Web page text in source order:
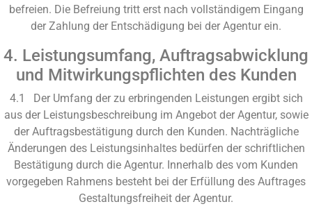
befreien. Die Befreiung tritt erst nach vollständigem Eingang
der Zahlung der Entschädigung bei der Agentur ein.
4. Leistungsumfang, Auftragsabwicklung
und Mitwirkungspflichten des Kunden
4.1 Der Umfang der zu erbringenden Leistungen ergibt sich
aus der Leistungsbeschreibung im Angebot der Agentur, sowie
der Auftragsbestätigung durch den Kunden. Nachträgliche
Änderungen des Leistungsinhaltes bedürfen der schriftlichen
Bestätigung durch die Agentur. Innerhalb des vom Kunden
vorgegeben Rahmens besteht bei der Erfüllung des Auftrages
Gestaltungsfreiheit der Agentur.